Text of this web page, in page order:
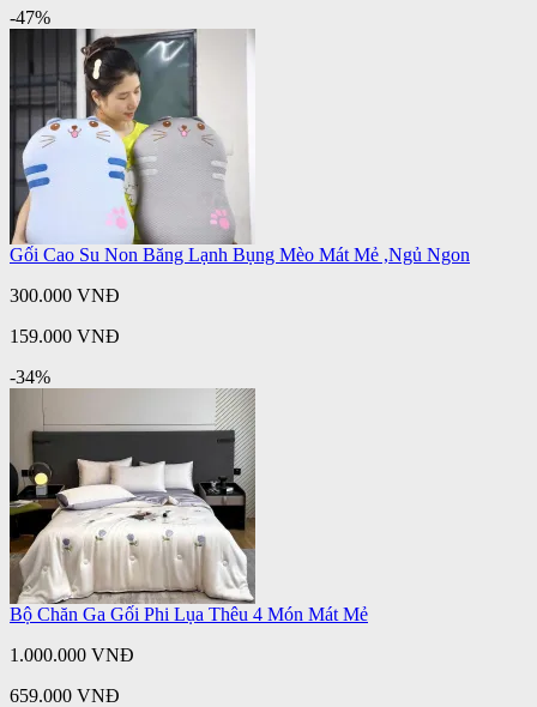
-47%
Gối Cao Su Non Băng Lạnh Bụng Mèo Mát Mẻ ,Ngủ Ngon
300.000 VNĐ
159.000 VNĐ
-34%
Bộ Chăn Ga Gối Phi Lụa Thêu 4 Món Mát Mẻ
1.000.000 VNĐ
659.000 VNĐ